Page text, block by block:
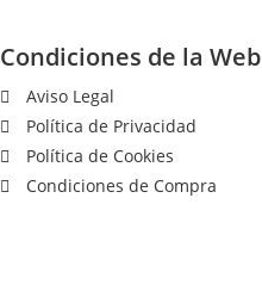
Condiciones de la Web
Aviso Legal
Política de Privacidad
Política de Cookies
Condiciones de Compra